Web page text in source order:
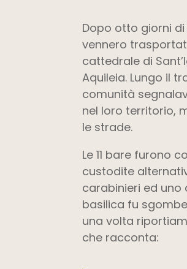
Dopo otto giorni di
vennero
cattedrale di
Aquileia. Lungo il
comunità
nel loro territorio,
le strade.
Le 11 bare furono
custodite
carabinieri ed uno
basilica fu
una volta
che racconta: